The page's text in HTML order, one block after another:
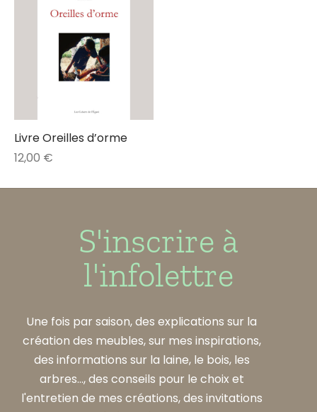
Livre Oreilles d’orme
12,00 €
S'inscrire à
l'infolettre
Une fois par saison, des explications sur la
création des meubles, sur mes inspirations,
des informations sur la laine, le bois, les
arbres..., des conseils pour le choix et
l'entretien de mes créations, des invitations